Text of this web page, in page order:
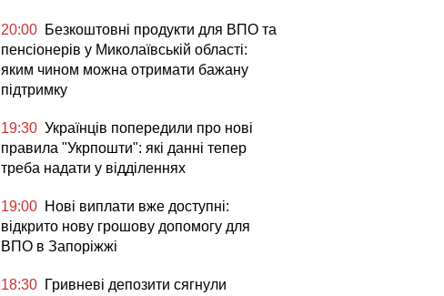
20:00 Безкоштовні продукти для ВПО та
пенсіонерів у Миколаївській області:
яким чином можна отримати бажану
підтримку
19:30 Українців попередили про нові
правила "Укрпошти": які данні тепер
треба надати у відділеннях
19:00 Нові виплати вже доступні:
відкрито нову грошову допомогу для
ВПО в Запоріжжі
18:30 Гривневі депозити сягнули